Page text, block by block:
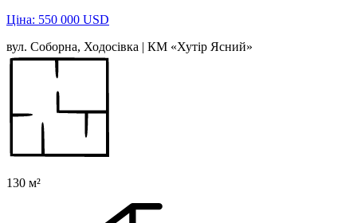
Ціна: 550 000 USD
вул. Соборна, Ходосівка | КМ «Хутір Ясний»
130 м²